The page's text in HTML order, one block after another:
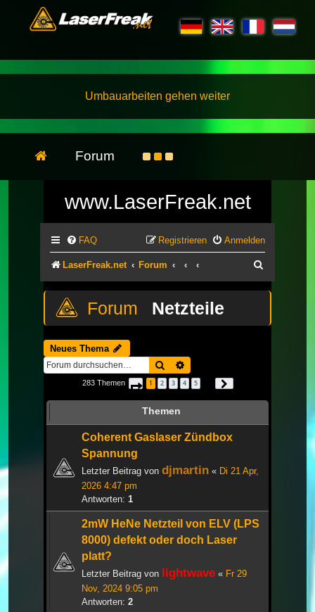
Umbauarbeiten gehen weiter
Forum
www.LaserFreak.net
FAQ Anmelden
Registrieren
LaserFreak.net Forum
Netzteile
Neues Thema
Suche
283 Themen Seite 1von 10
1 2 3 4 5
Themen
Coherent Gaslaser Zündbox
Spannung
Letzter Beitrag von djmartin « Di 21 Apr,
2026 4:47 pm
Antworten: 1
2mW HeNe Netzteil von ELV (LPS
8000) defekt oder doch Laser
platt?
Letzter Beitrag von lightwave « Fr 29
Nov, 2024 9:05 pm
Antworten: 2